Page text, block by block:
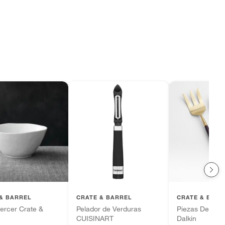
BARREL
Crate &
CRATE & BARREL
Pelador de Verduras
CUISINART
CRATE &
Piezas De
Dalkin